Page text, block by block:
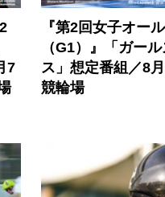
7
『第2回女子オー
（G1）』「ガー
ス」想定番組／8
競輪場